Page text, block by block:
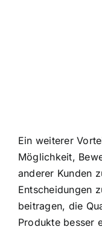
Ein weiterer
Möglichkeit,
anderer Kunden
Entscheidungen
beitragen, die
Produkte besser